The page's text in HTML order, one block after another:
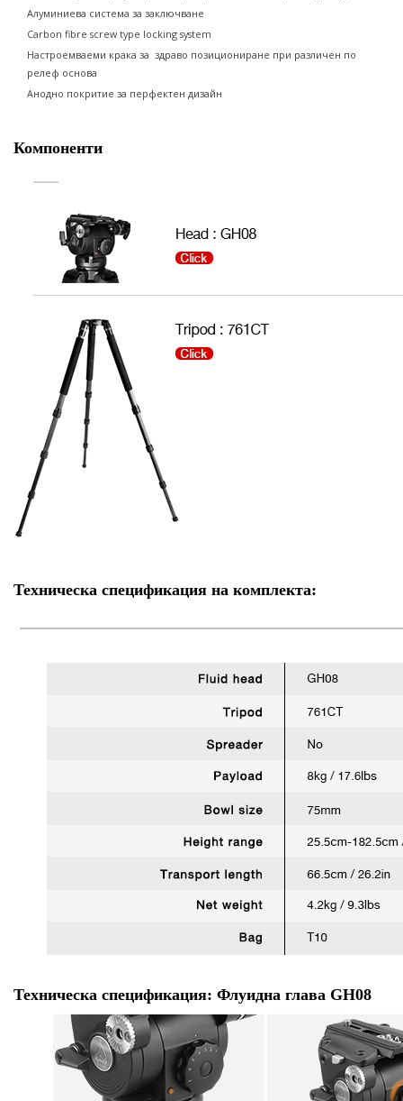
Алуминиева система за заключване
Carbon fibre screw type locking system
Настроемваеми крака за здраво позициониране при различен по
релеф основа
Анодно покритие за перфектен дизайн
Компоненти
Техническа спецификация на комплекта:
Техническа спецификация: Флуидна глава GH08